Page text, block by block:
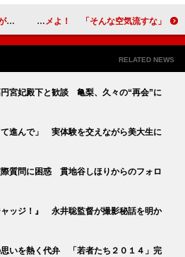
式 日本エレキテル連合、“一発屋”はダメよ！ 「そんな空気流すな」
RELATED NEWS
宮妃殿下と歓談 亀梨、久々の“再会”に
進んで」 実体験を交えながら美大生に
質問に困惑 貫地谷しほりからのフォロ
ッジ！』 永井聡監督が撮影秘話を明か
いを熱く代弁 「若者たち２０１４」完